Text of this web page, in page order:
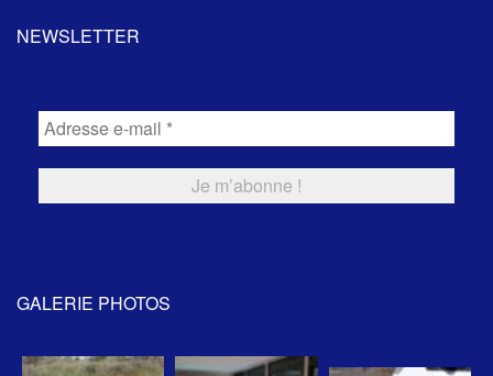
NEWSLETTER
GALERIE PHOTOS